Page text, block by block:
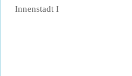
Innenstadt I